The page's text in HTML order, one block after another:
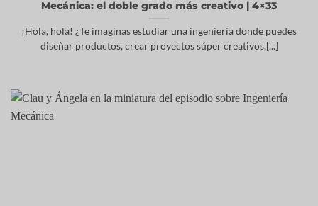
Mecánica: el doble grado más creativo | 4×33
¡Hola, hola! ¿Te imaginas estudiar una ingeniería donde puedes
diseñar productos, crear proyectos súper creativos,[...]